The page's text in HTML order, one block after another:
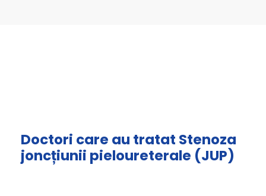
Doctori care au tratat Stenoza
joncțiunii pieloureterale (JUP)